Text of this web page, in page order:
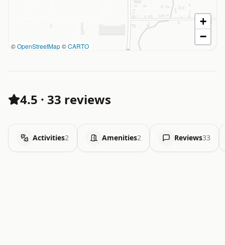
©OpenStreetMap©CARTO
+
−
4.5 · 33 reviews
Activities2 Amenities2 Reviews33